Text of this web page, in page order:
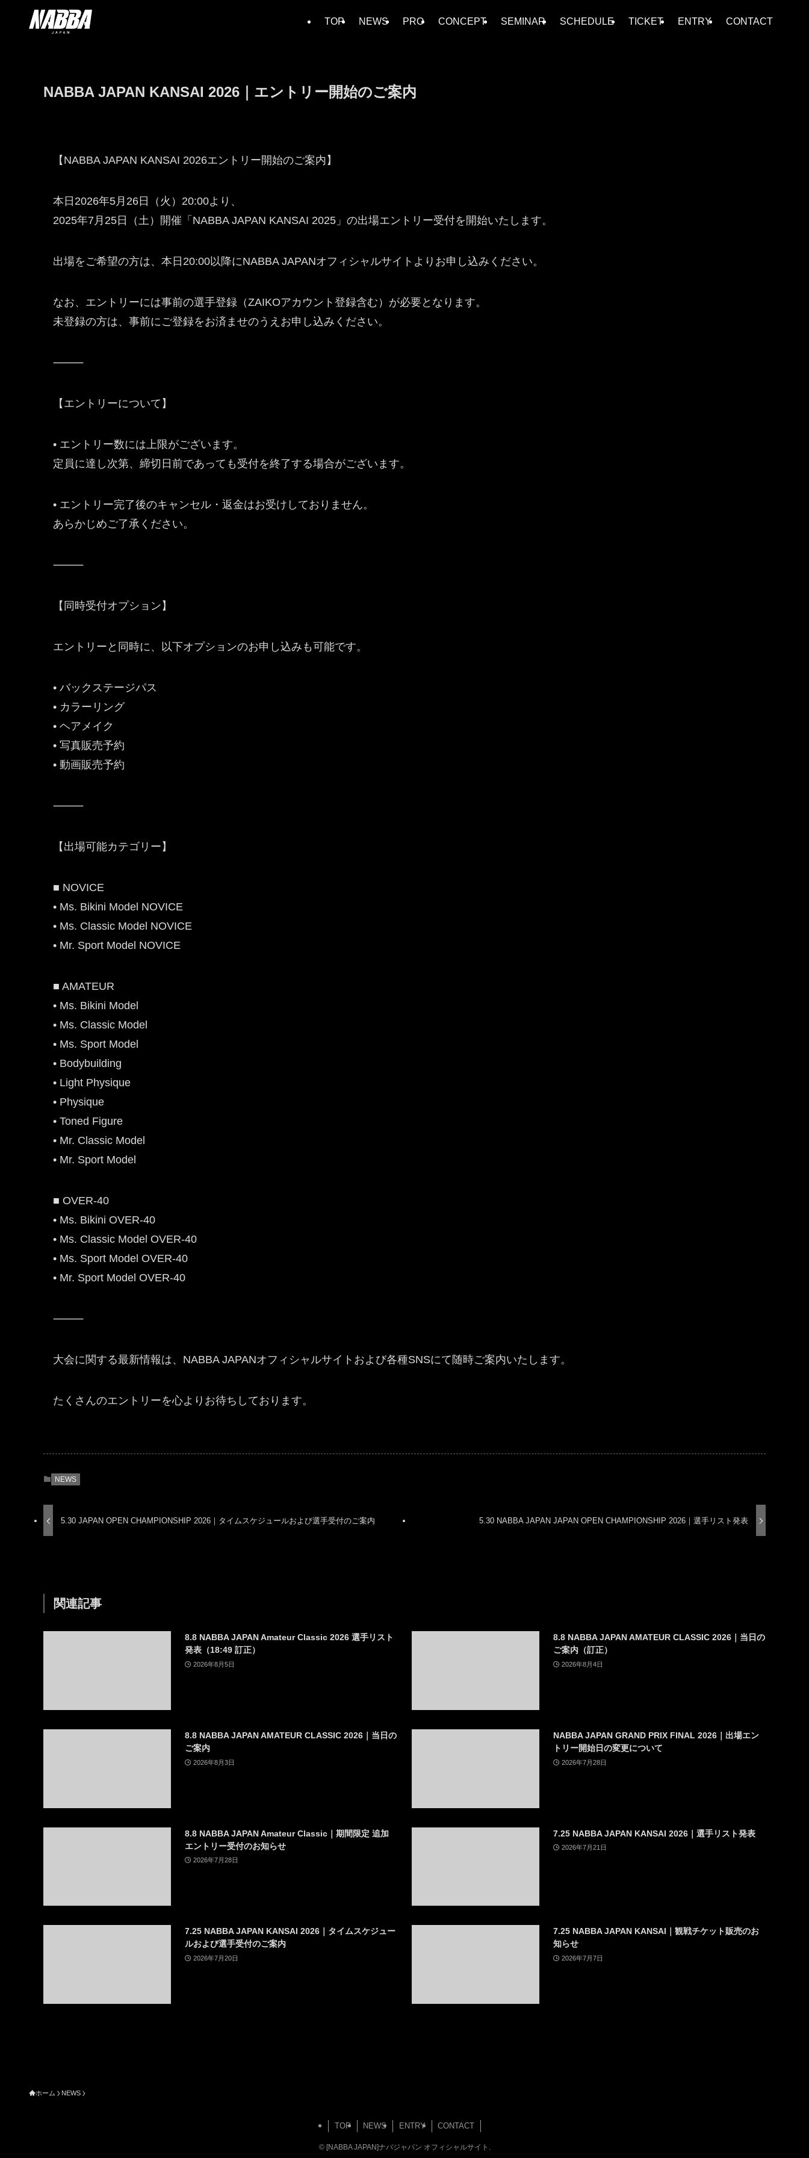
TOP NEWS PRO CONCEPT SEMINAR SCHEDULE TICKET ENTRY CONTACT
NABBA JAPAN KANSAI 2026｜エントリー開始のご案内
【NABBA JAPAN KANSAI 2026エントリー開始のご案内】
本日2026年5月26日（火）20:00より、
2025年7月25日（土）開催「NABBA JAPAN KANSAI 2025」の出場エントリー受付を開始いたします。
出場をご希望の方は、本日20:00以降にNABBA JAPANオフィシャルサイトよりお申し込みください。
なお、エントリーには事前の選手登録（ZAIKOアカウント登録含む）が必要となります。
未登録の方は、事前にご登録をお済ませのうえお申し込みください。
⸻
【エントリーについて】
• エントリー数には上限がございます。
定員に達し次第、締切日前であっても受付を終了する場合がございます。
• エントリー完了後のキャンセル・返金はお受けしておりません。
あらかじめご了承ください。
⸻
【同時受付オプション】
エントリーと同時に、以下オプションのお申し込みも可能です。
• バックステージパス
• カラーリング
• ヘアメイク
• 写真販売予約
• 動画販売予約
⸻
【出場可能カテゴリー】
■ NOVICE
• Ms. Bikini Model NOVICE
• Ms. Classic Model NOVICE
• Mr. Sport Model NOVICE
■ AMATEUR
• Ms. Bikini Model
• Ms. Classic Model
• Ms. Sport Model
• Bodybuilding
• Light Physique
• Physique
• Toned Figure
• Mr. Classic Model
• Mr. Sport Model
■ OVER-40
• Ms. Bikini OVER-40
• Ms. Classic Model OVER-40
• Ms. Sport Model OVER-40
• Mr. Sport Model OVER-40
⸻
大会に関する最新情報は、NABBA JAPANオフィシャルサイトおよび各種SNSにて随時ご案内いたします。
たくさんのエントリーを心よりお待ちしております。
NEWS
5.30 JAPAN OPEN CHAMPIONSHIP 2026｜タイムスケジュールおよび選手受付のご案内 5.30 NABBA JAPAN JAPAN OPEN CHAMPIONSHIP 2026｜選手リスト発表
関連記事
8.8 NABBA JAPAN Amateur Classic 2026 選手リスト
発表（18:49 訂正）
2026年8月5日
8.8 NABBA JAPAN AMATEUR CLASSIC 2026｜当日の
ご案内（訂正）
2026年8月4日
8.8 NABBA JAPAN AMATEUR CLASSIC 2026｜当日の
ご案内
2026年8月3日
NABBA JAPAN GRAND PRIX FINAL 2026｜出場エン
トリー開始日の変更について
2026年7月28日
8.8 NABBA JAPAN Amateur Classic｜期間限定 追加
エントリー受付のお知らせ
2026年7月28日
7.25 NABBA JAPAN KANSAI 2026｜選手リスト発表
2026年7月21日
7.25 NABBA JAPAN KANSAI 2026｜タイムスケジュー
ルおよび選手受付のご案内
2026年7月20日
7.25 NABBA JAPAN KANSAI｜観戦チケット販売のお
知らせ
2026年7月7日
ホーム NEWS
TOP NEWS ENTRY CONTACT
©[NABBA JAPAN]ナバジャパン オフィシャルサイト.